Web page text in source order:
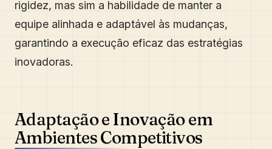
rigidez, mas sim a habilidade de manter a
equipe alinhada e adaptável às mudanças,
garantindo a execução eficaz das estratégias
inovadoras.
Adaptação e Inovação em
Ambientes Competitivos